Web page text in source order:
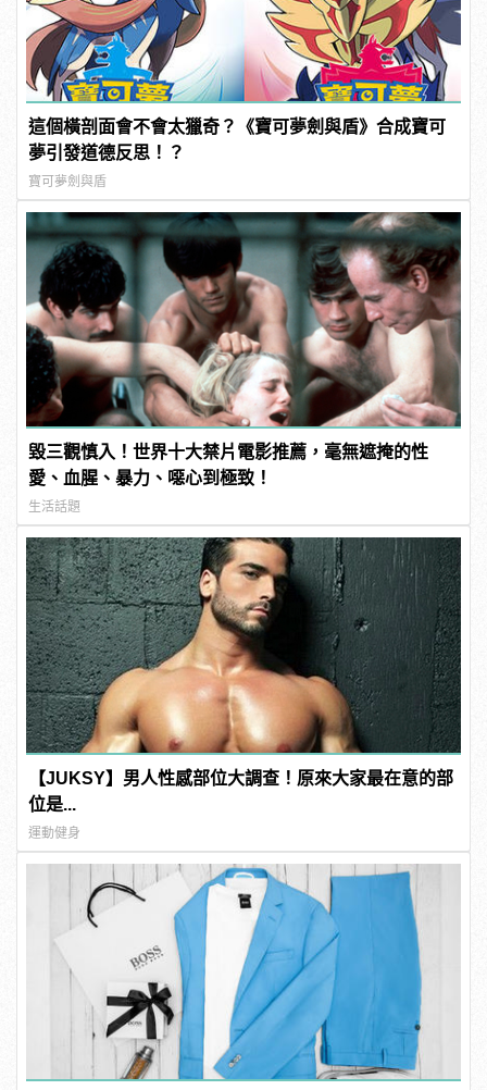
這個橫剖面會不會太獵奇？《寶可夢劍與盾》合成寶可
夢引發道德反思！？
寶可夢劍與盾
毀三觀慎入！世界十大禁片電影推薦，毫無遮掩的性
愛、血腥、暴力、噁心到極致！
生活話題
【JUKSY】男人性感部位大調查！原來大家最在意的部
位是...
運動健身